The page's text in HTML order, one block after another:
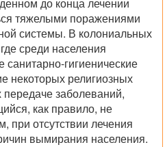
тяжелыми поражениями
системы. В колониальных
среди населения
гигиенические
некоторых религиозных
заболеваний,
как правило, не
отсутствии лечения
вымирания населения.